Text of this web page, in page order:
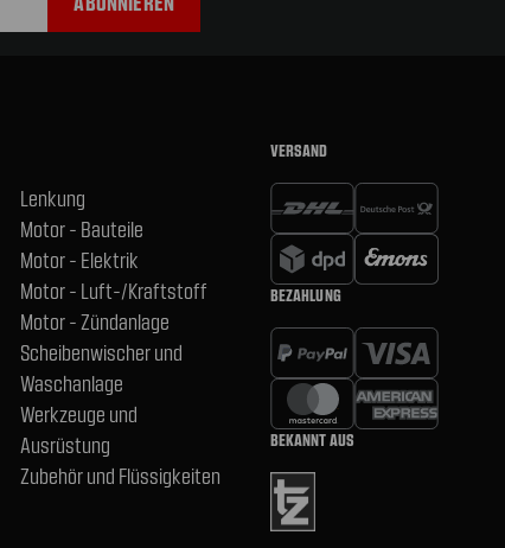
Lenkung
Motor - Bauteile
Motor - Elektrik
Motor - Luft-/Kraftstoff
Motor - Zündanlage
Scheibenwischer und
Waschanlage
Werkzeuge und
Ausrüstung
Zubehör und Flüssigkeiten
VERSAND
BEZAHLUNG
BEKANNT AUS